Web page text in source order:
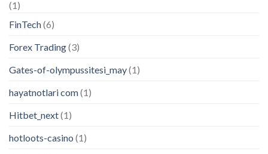
(1)
FinTech(6)
Forex Trading(3)
Gates-of-olympussitesi_may(1)
hayatnotlari com(1)
Hitbet_next(1)
hotloots-casino (1)